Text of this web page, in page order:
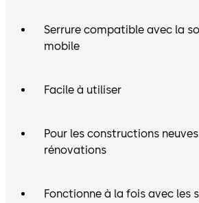
Serrure compatible avec la
mobile
Facile à utiliser
Pour les constructions
rénovations
Fonctionne à la fois avec les